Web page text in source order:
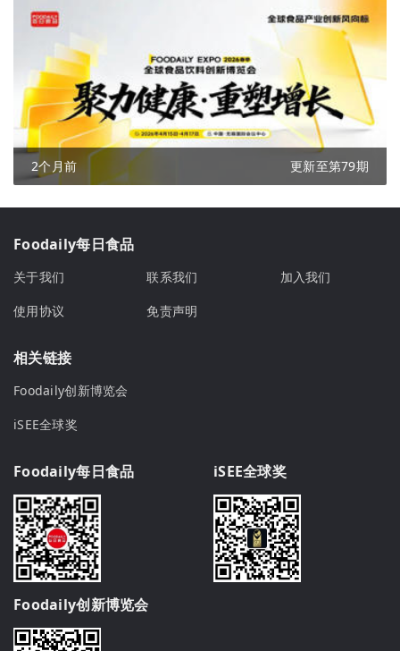
2个月前 更新至第79期
Foodaily每日食品
关于我们 联系我们
加入我们
使用协议
免责声明
相关链接
Foodaily创新博览会
iSEE全球奖
Foodaily每日食品 iSEE全球奖
Foodaily创新博览会